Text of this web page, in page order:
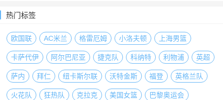
热门标签
欧国联 AC米兰 格雷厄姆 小洛夫顿 上海男篮
卡萨代伊 阿尔巴尼亚 捷克队 科纳特 利物浦 英超
萨内 拜仁 纽卡斯尔联 沃特金斯 福登 英格兰队
火花队 狂热队 克拉克 美国女篮 巴黎奥运会